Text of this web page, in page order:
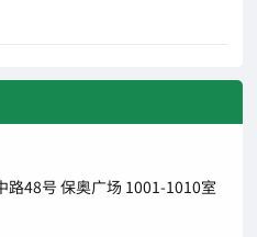
路48号 保奥广场 1001-1010室